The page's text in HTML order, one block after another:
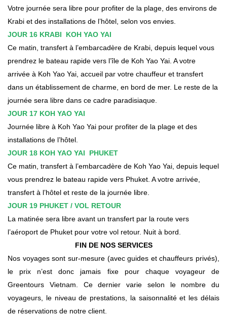
Votre journée sera libre pour profiter de la plage, des environs de
Krabi et des installations de l’hôtel, selon vos envies.
JOUR 16 KRABI KOH YAO YAI
Ce matin, transfert à l’embarcadère de Krabi, depuis lequel vous
prendrez le bateau rapide vers l’île de Koh Yao Yai. A votre
arrivée à Koh Yao Yai, accueil par votre chauffeur et transfert
dans un établissement de charme, en bord de mer. Le reste de la
journée sera libre dans ce cadre paradisiaque.
JOUR 17 KOH YAO YAI
Journée libre à Koh Yao Yai pour profiter de la plage et des
installations de l’hôtel.
JOUR 18 KOH YAO YAI PHUKET
Ce matin, transfert à l’embarcadère de Koh Yao Yai, depuis lequel
vous prendrez le bateau rapide vers Phuket. A votre arrivée,
transfert à l’hôtel et reste de la journée libre.
JOUR 19 PHUKET / VOL RETOUR
La matinée sera libre avant un transfert par la route vers
l’aéroport de Phuket pour votre vol retour. Nuit à bord.
FIN DE NOS SERVICES
Nos voyages sont sur-mesure (avec guides et chauffeurs privés),
le prix n’est donc jamais fixe pour chaque voyageur de
Greentours Vietnam. Ce dernier varie selon le nombre du
voyageurs, le niveau de prestations, la saisonnalité et les délais
de réservations de notre client.